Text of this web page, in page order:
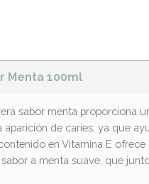
Menta 100ml
sabor menta proporciona
de caries, ya que
en Vitamina E
a menta suave, que